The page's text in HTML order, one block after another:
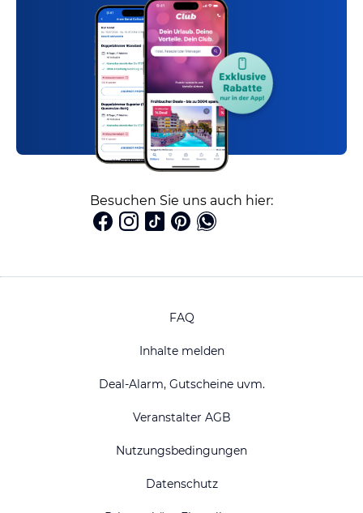
Besuchen Sie uns auch hier:
FAQ
Inhalte melden
Deal-Alarm, Gutscheine uvm.
Veranstalter AGB
Nutzungsbedingungen
Datenschutz